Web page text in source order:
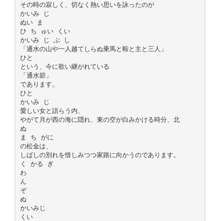
その時の寂しく、切なく熱い思いを詠ったのが
かいみ じ
ぬい ま
ひ ち ゅい くい
かいみ じ ぶ し
「通水の山や一人越てしらぬ乗馬と鞍と主と三人」
ひと
という、今に歌い継がれている
「通水節」
であります。
ひと
かいみ じ
愛しい女と語らう内、
やがて月が西の海に隠れ、東の空が白みかける時分、北
ぬ
ま ち がに
の松金は、
しばしの別れを惜しみつつ家路に向かうのであります。
く かる ぎ
わ
ん
ぞ
ぬ
かいみじ
くい